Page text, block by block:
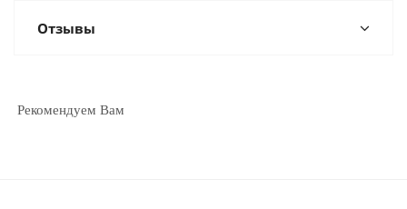
Отзывы
Рекомендуем Вам